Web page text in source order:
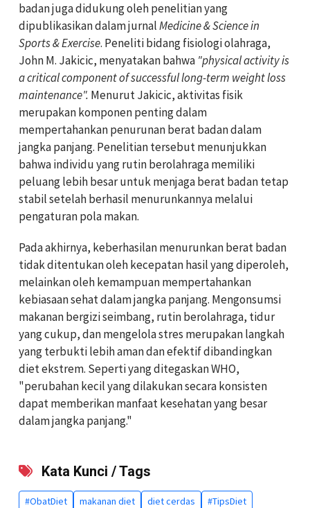
badan juga didukung oleh penelitian yang
dipublikasikan dalam jurnalMedicine & Science in
Sports & Exercise. Peneliti bidang fisiologi olahraga,
John M. Jakicic, menyatakan bahwa "physical activity is
a critical component of successful long-term weight loss
maintenance". Menurut Jakicic, aktivitas fisik
merupakan komponen penting dalam
mempertahankan penurunan berat badan dalam
jangka panjang. Penelitian tersebut menunjukkan
bahwa individu yang rutin berolahraga memiliki
peluang lebih besar untuk menjaga berat badan tetap
stabil setelah berhasil menurunkannya melalui
pengaturan pola makan.
Pada akhirnya, keberhasilan menurunkan berat badan
tidak ditentukan oleh kecepatan hasil yang diperoleh,
melainkan oleh kemampuan mempertahankan
kebiasaan sehat dalam jangka panjang. Mengonsumsi
makanan bergizi seimbang, rutin berolahraga, tidur
yang cukup, dan mengelola stres merupakan langkah
yang terbukti lebih aman dan efektif dibandingkan
diet ekstrem. Seperti yang ditegaskan WHO,
"perubahan kecil yang dilakukan secara konsisten
dapat memberikan manfaat kesehatan yang besar
dalam jangka panjang."
Kata Kunci / Tags
#ObatDiet makanan diet diet cerdas #TipsDiet